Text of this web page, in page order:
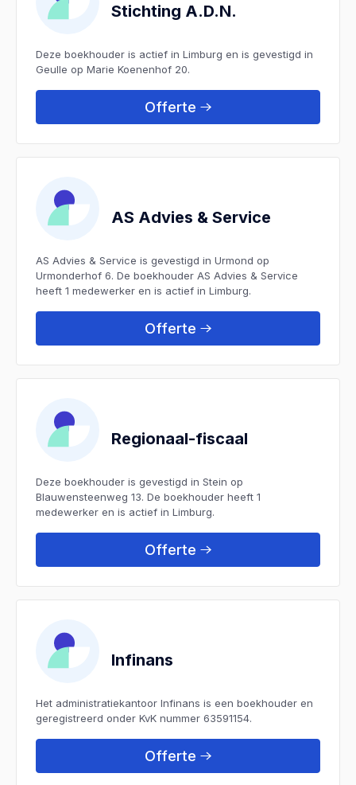
Stichting A.D.N.
Deze boekhouder is actief in Limburg en is gevestigd in
Geulle op Marie Koenenhof 20.
Offerte
AS Advies & Service
AS Advies & Service is gevestigd in Urmond op
Urmonderhof 6. De boekhouder AS Advies & Service
heeft 1 medewerker en is actief in Limburg.
Offerte
Regionaal-fiscaal
Deze boekhouder is gevestigd in Stein op
Blauwensteenweg 13. De boekhouder heeft 1
medewerker en is actief in Limburg.
Offerte
Infinans
Het administratiekantoor Infinans is een boekhouder en
geregistreerd onder KvK nummer 63591154.
Offerte